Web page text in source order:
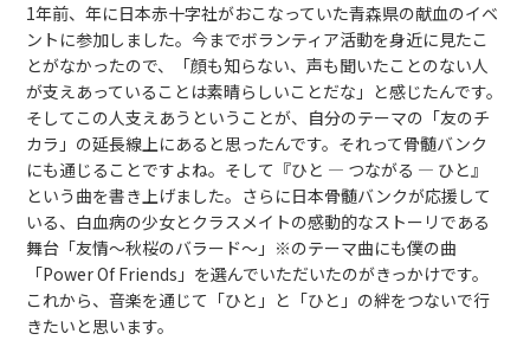
1年前、年に日本赤十字社がおこなっていた青森県の献血のイベ
ントに参加しました。今までボランティア活動を身近に見たこ
とがなかったので、「顔も知らない、声も聞いたことのない人
が支えあっていることは素晴らしいことだな」と感じたんです。
そしてこの人支えあうということが、自分のテーマの「友のチ
カラ」の延長線上にあると思ったんです。それって骨髄バンク
にも通じることですよね。そして『ひと ― つながる ― ひと』
という曲を書き上げました。さらに日本骨髄バンクが応援して
いる、白血病の少女とクラスメイトの感動的なストーリである
舞台「友情～秋桜のバラード～」※のテーマ曲にも僕の曲
「Power Of Friends」を選んでいただいたのがきっかけです。
これから、音楽を通じて「ひと」と「ひと」の絆をつないで行
きたいと思います。